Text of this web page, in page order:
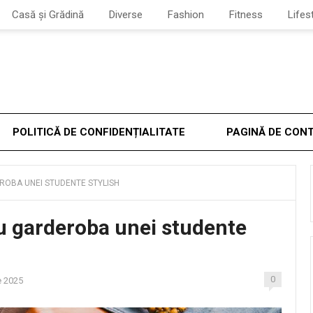
Casă și Grădină Diverse Fashion Fitness
POLITICĂ DE CONFIDENȚIALITATE PAGINĂ DE
UNEI STUDENTE STYLISH
garderoba unei studente
2025 0